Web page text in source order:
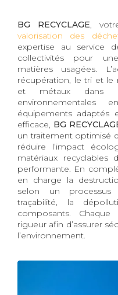
BG RECYCLAGE,
valorisation des
expertise au service
collectivités pour
matières usagées.
récupération, le tri et
et métaux dans
équipements adaptés
efficace, BG
un traitement optimisé
réduire l’impact
matériaux recyclables
performante. En
en charge la
selon un processus
traçabilité, la
composants.
rigueur afin d’assurer
l’environnement.